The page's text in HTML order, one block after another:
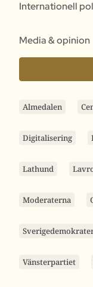
Internationell
Media & opinion
Almedalen
Digitalisering
Lathund
Moderaterna
Vänsterpartiet